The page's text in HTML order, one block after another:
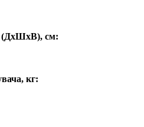
(ДхШхВ), см:
кг: